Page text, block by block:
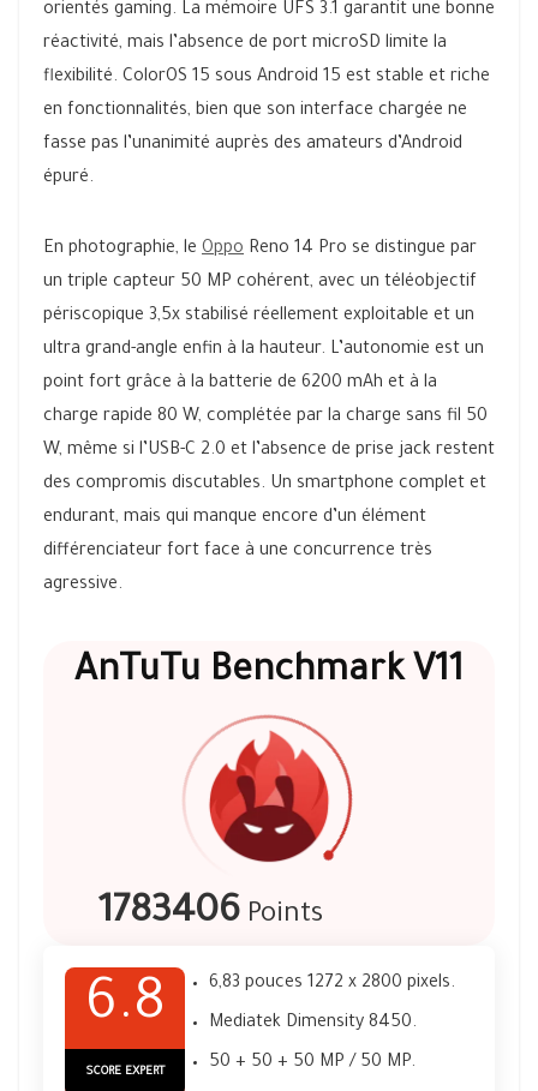
orientés gaming. La mémoire UFS 3.1 garantit une bonne
réactivité, mais l’absence de port microSD limite la
flexibilité. ColorOS 15 sous Android 15 est stable et riche
en fonctionnalités, bien que son interface chargée ne
fasse pas l’unanimité auprès des amateurs d’Android
épuré.
En photographie, le Oppo Reno 14 Pro se distingue par
un triple capteur 50 MP cohérent, avec un téléobjectif
périscopique 3,5x stabilisé réellement exploitable et un
ultra grand-angle enfin à la hauteur. L’autonomie est un
point fort grâce à la batterie de 6200 mAh et à la
charge rapide 80 W, complétée par la charge sans fil 50
W, même si l’USB-C 2.0 et l’absence de prise jack restent
des compromis discutables. Un smartphone complet et
endurant, mais qui manque encore d’un élément
différenciateur fort face à une concurrence très
agressive.
AnTuTu Benchmark V11
1783406 Points
6.8
SCORE EXPERT
6,83 pouces 1272 x 2800 pixels.
Mediatek Dimensity 8450.
50 + 50 + 50 MP / 50 MP.